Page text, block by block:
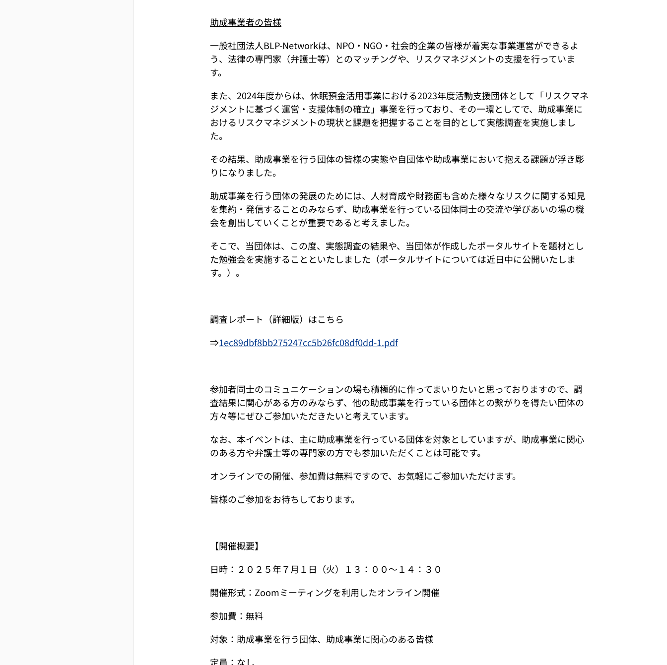
助成事業者の皆様
一般社団法人BLP-Networkは、NPO・NGO・社会的企業の皆様が着実な事業運営ができるよ
う、法律の専門家（弁護士等）とのマッチングや、リスクマネジメントの支援を行っていま
す。
また、2024年度からは、休眠預金活用事業における2023年度活動支援団体として「リスクマネ
ジメントに基づく運営・支援体制の確立」事業を行っており、その一環としてで、助成事業に
おけるリスクマネジメントの現状と課題を把握することを目的として実態調査を実施しまし
た。
その結果、助成事業を行う団体の皆様の実態や自団体や助成事業において抱える課題が浮き彫
りになりました。
助成事業を行う団体の発展のためには、人材育成や財務面も含めた様々なリスクに関する知見
を集約・発信することのみならず、助成事業を行っている団体同士の交流や学びあいの場の機
会を創出していくことが重要であると考えました。
そこで、当団体は、この度、実態調査の結果や、当団体が作成したポータルサイトを題材とし
た勉強会を実施することといたしました （ポータルサイトについては近日中に公開いたしま
す。）。
調査レポート（詳細版）はこちら
⇒1ec89dbf8bb275247cc5b26fc08df0dd-1.pdf
参加者同士のコミュニケーションの場も積極的に作ってまいりたいと思っておりますので、調
査結果に関心がある方のみならず、他の助成事業を行っている団体との繋がりを得たい団体の
方々等にぜひご参加いただきたいと考えています。
なお、本イベントは、主に助成事業を行っている団体を対象としていますが、助成事業に関心
のある方や弁護士等の専門家の方でも参加いただくことは可能です。
オンラインでの開催、参加費は無料ですので、お気軽にご参加いただけます。
皆様のご参加をお待ちしております。
【開催概要】
日時：２０２５年７月１日（火）１３：００～１４：３０
開催形式：Zoomミーティングを利用したオンライン開催
参加費：無料
対象：助成事業を行う団体、助成事業に関心のある皆様
定員：なし